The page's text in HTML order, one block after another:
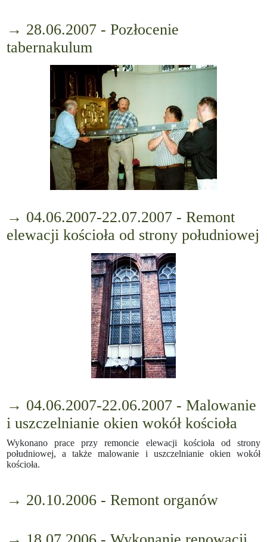
→ 28.06.2007 - Pozłocenie
tabernakulum
→ 04.06.2007-22.07.2007 - Remont
elewacji kościoła od strony południowej
→ 04.06.2007-22.06.2007 - Malowanie
i uszczelnianie okien wokół kościoła
Wykonano prace przy remoncie elewacji kościoła od strony
południowej, a także malowanie i uszczelnianie okien wokół
kościoła.
→ 20.10.2006 - Remont organów